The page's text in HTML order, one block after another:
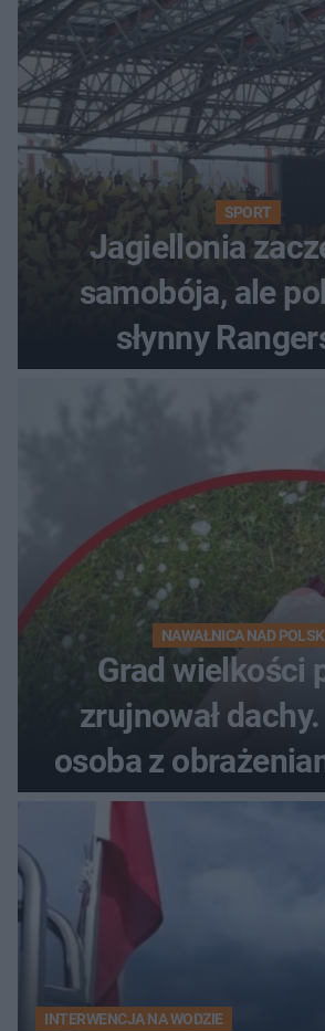
SPORT
Jagiellonia
samobója, ale
słynny
NAWAŁNICA NAD
Grad wielkości
zrujnował
osoba z
do szpitala
INTERWENCJA NA WODZIE